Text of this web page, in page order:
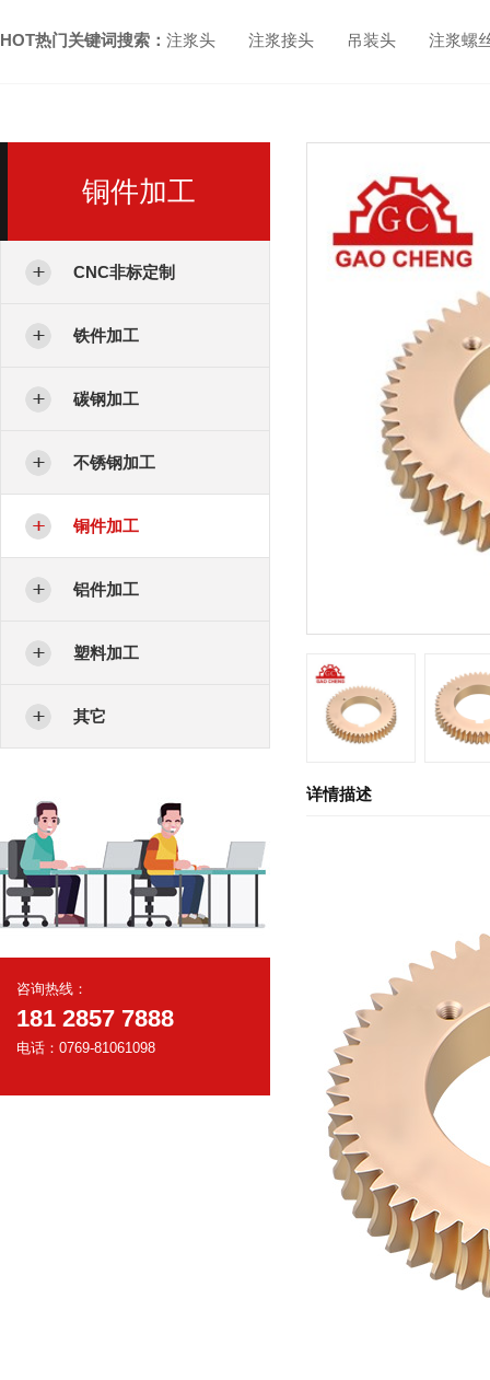
HOT热门关键词搜索： 注浆头 注浆接头 吊装头 注浆螺
铜件加工
CNC非标定制
铁件加工
碳钢加工
不锈钢加工
铜件加工
铝件加工
塑料加工
其它
咨询热线：
181 2857 7888
电话：0769-81061098
详情描述